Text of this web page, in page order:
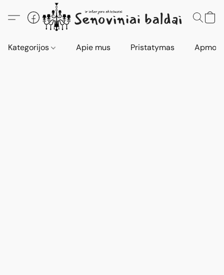
Kategorijos Apie mus Pristatymas